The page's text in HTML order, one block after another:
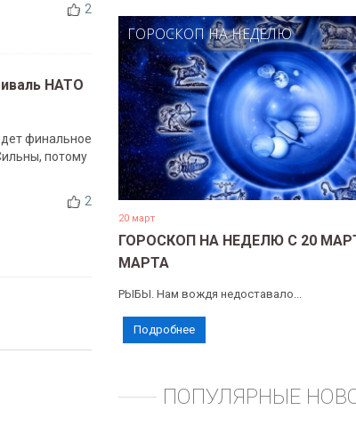
2
НАТО
финальное
потому
2
ГОРОСКОП НА НЕДЕЛЮ
20 март
ГОРОСКОП НА НЕДЕЛЮ С 20
МАРТА
РЫБЫ. Нам вождя недоставало...
Подробнее
ПОПУЛЯРНЫЕ